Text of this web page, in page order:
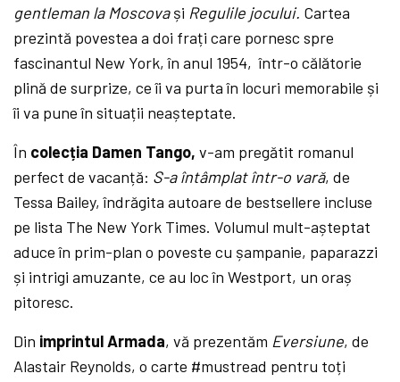
gentleman la Moscovași Regulile jocului. Cartea
prezintă povestea a doi frați care pornesc spre
fascinantul New York, în anul 1954, într-o călătorie
plină de surprize, ce îi va purta în locuri memorabile și
îi va pune în situații neașteptate.
În colecția Damen Tango, v-am pregătit romanul
perfect de vacanță: S-a întâmplat într-o vară, de
Tessa Bailey, îndrăgita autoare de bestsellere incluse
pe lista The New York Times. Volumul mult-așteptat
aduce în prim-plan o poveste cu șampanie, paparazzi
și intrigi amuzante, ce au loc în Westport, un oraș
pitoresc.
Din imprintul Armada, vă prezentăm Eversiune, de
Alastair Reynolds, o carte #mustread pentru toți